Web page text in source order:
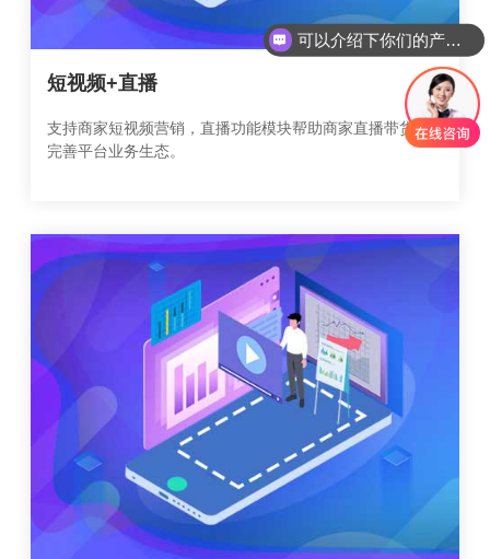
短视频+直播
支持商家短视频营销，直播功能模块帮助商家直播带货，
完善平台业务生态。
你们是怎么收费的呢